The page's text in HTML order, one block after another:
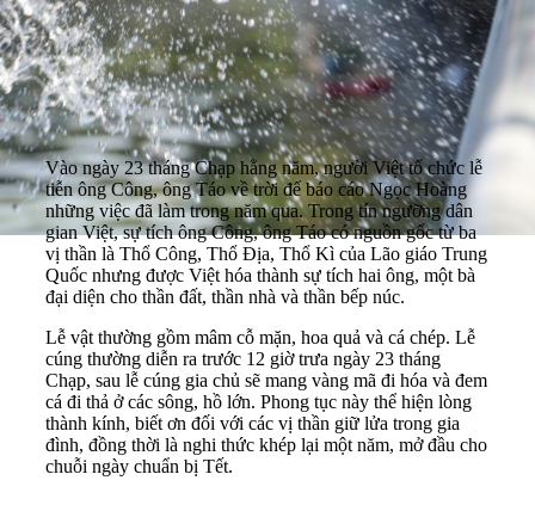
Vào ngày 23 tháng Chạp hằng năm, người Việt tổ chức lễ
tiễn ông Công, ông Táo về trời để báo cáo Ngọc Hoàng
những việc đã làm trong năm qua. Trong tín ngưỡng dân
gian Việt, sự tích ông Công, ông Táo có nguồn gốc từ ba
vị thần là Thổ Công, Thổ Địa, Thổ Kì của Lão giáo Trung
Quốc nhưng được Việt hóa thành sự tích hai ông, một bà
đại diện cho thần đất, thần nhà và thần bếp núc.
Lễ vật thường gồm mâm cỗ mặn, hoa quả và cá chép. Lễ
cúng thường diễn ra trước 12 giờ trưa ngày 23 tháng
Chạp, sau lễ cúng gia chủ sẽ mang vàng mã đi hóa và đem
cá đi thả ở các sông, hồ lớn. Phong tục này thể hiện lòng
thành kính, biết ơn đối với các vị thần giữ lửa trong gia
đình, đồng thời là nghi thức khép lại một năm, mở đầu cho
chuỗi ngày chuẩn bị Tết.